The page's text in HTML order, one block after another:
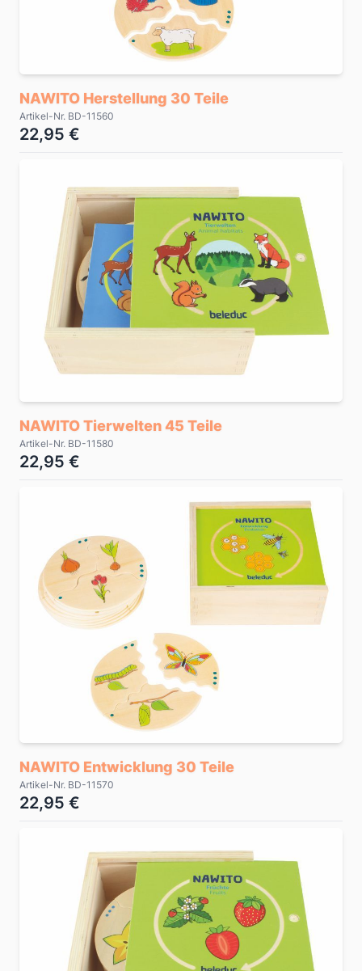
NAWITO Herstellung 30 Teile
Artikel-Nr. BD-11560
22,95 €
NAWITO Tierwelten 45 Teile
Artikel-Nr. BD-11580
22,95 €
NAWITO Entwicklung 30 Teile
Artikel-Nr. BD-11570
22,95 €